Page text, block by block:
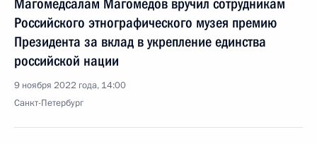
Магомедсалам Магомедов вручил сотрудникам
Российского этнографического музея премию
Президента за вклад в укрепление единства
российской нации
9 ноября 2022 года, 14:00
Санкт-Петербург